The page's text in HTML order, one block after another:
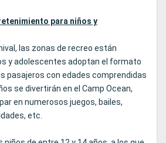
para niños y
las zonas de recreo están
y adolescentes adoptan el formato
pasajeros con edades comprendidas
se divertirán en el Camp Ocean,
en numerosos juegos, bailes,
etc.